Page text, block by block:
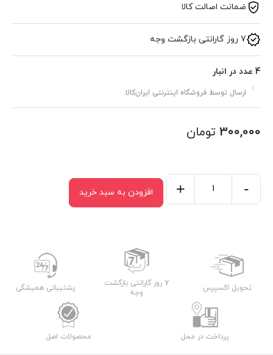
ضمانت اصالت کالا
7 روز گارانتی بازگشت وجه
4 عدد در انبار
ارسال توسط فروشگاه اینترنتی ایران‌کالا.
300,000 تومان
جنگل
-
+ افزودن به سبد خرید
تحویل اکسپرس
7 روز گارانتی بازگشت
وجه
پشتیبانی همیشگی
پرداخت در محل محصولات اصل